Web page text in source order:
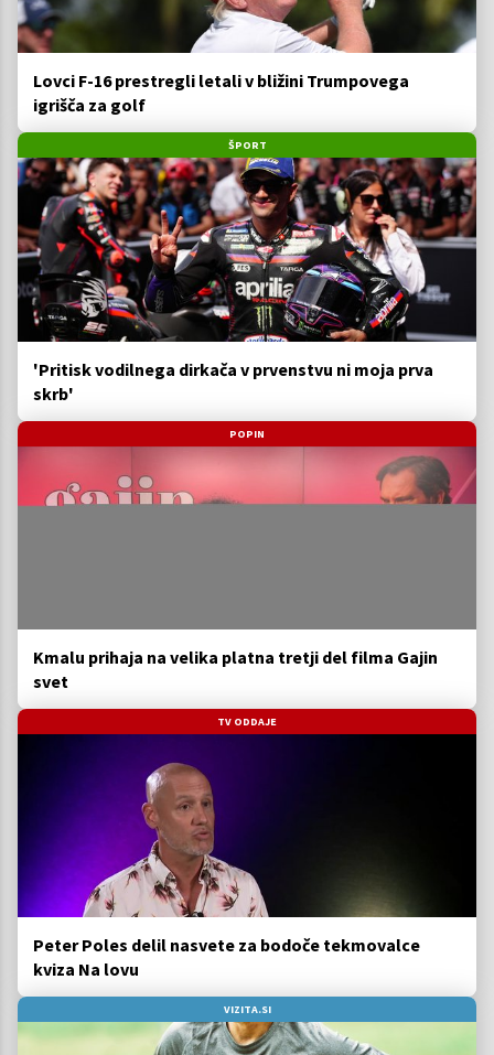
Lovci F-16 prestregli letali v bližini Trumpovega
igrišča za golf
ŠPORT
'Pritisk vodilnega dirkača v prvenstvu ni moja prva
skrb'
POPIN
Kmalu prihaja na velika platna tretji del filma Gajin
svet
TV ODDAJE
Peter Poles delil nasvete za bodoče tekmovalce
kviza Na lovu
VIZITA.SI